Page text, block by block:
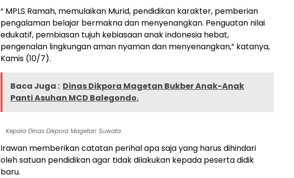
“ MPLS Ramah, memulaikan Murid, pendidikan karakter, pemberian
pengalaman belajar bermakna dan menyenangkan. Penguatan nilai
edukatif, pembiasan tujuh kebiasaan anak indonesia hebat,
pengenalan lingkungan aman nyaman dan menyenangkan,” katanya,
Kamis (10/7).
Baca Juga : Dinas Dikpora Magetan Bukber Anak-Anak
Panti Asuhan MCD Balegondo.
Kepala Dinas Dikpora Magetan Suwata.
Irawan memberikan catatan perihal apa saja yang harus dihindari
oleh satuan pendidikan agar tidak dilakukan kepada peserta didik
baru.